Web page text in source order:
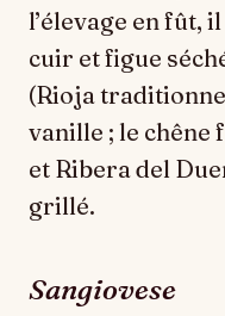
l’élevage en fût,
cuir et figue
(Rioja
vanille ; le chêne
et Ribera del
grillé.
Sangiovese